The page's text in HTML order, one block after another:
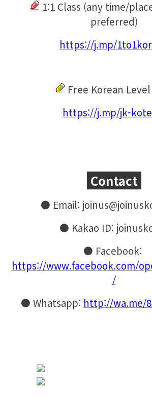
1:1 Class (any time/
preferred)
https://j.mp/
Free Korean
https://j.mp/jk-
Contact
● Email:
● Kakao ID:
● Facebook:
https://www.facebook.com/
/
● Whatsapp: http://wa.me/